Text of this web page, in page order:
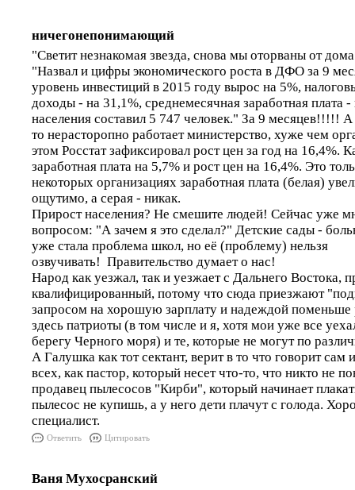
ничегонепонимающий
"Светит незнакомая звезда, снова мы оторваны от
"Назвал и цифры экономического роста в ДФО за 9
уровень инвестиций в 2015 году вырос на 5%,
доходы - на 31,1%, среднемесячная заработная плата
населения составил 5 747 человек." За 9 месяцев!!!!!
то нерасторопно работает министерство, хуже чем
этом Росстат зафиксировал рост цен за год на 16,4%.
заработная плата на 5,7% и рост цен на 16,4%. Это
некоторых организациях заработная плата (белая)
ощутимо, а серая - никак.
Прирост населения? Не смешите людей! Сейчас уже
вопросом: "А зачем я это сделал?" Детские сады -
уже стала проблема школ, но её (проблему) нельзя
озвучивать! Правительство думает о нас!
Народ как уезжал, так и уезжает с Дальнего Востока,
квалифицированный, потому что сюда приезжают
запросом на хорошую зарплату и надеждой поменьше
здесь патриоты (в том числе и я, хотя мои уже все
берегу Черного моря) и те, которые не могут по
А Галушка как тот сектант, верит в то что говорит сам
всех, как пастор, который несет что-то, что никто не
продавец пылесосов "Кирби", который начинает
пылесос не купишь, а у него дети плачут с голода.
специалист.
Ответить Цитировать
Ваня Мухосранский